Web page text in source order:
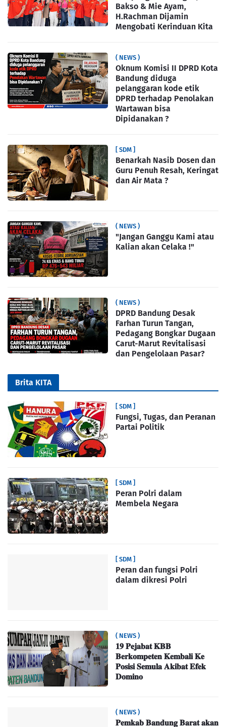
Bakso & Mie Ayam,
H.Rachman Dijamin
Mengobati Kerinduan Kita
( NEWS )
Oknum Komisi II DPRD Kota
Bandung diduga
pelanggaran kode etik
DPRD terhadap Penolakan
Wartawan bisa
Dipidanakan ?
[ SDM ]
Benarkah Nasib Dosen dan
Guru Penuh Resah, Keringat
dan Air Mata ?
( NEWS )
"Jangan Ganggu Kami atau
Kalian akan Celaka !"
( NEWS )
DPRD Bandung Desak
Farhan Turun Tangan,
Pedagang Bongkar Dugaan
Carut-Marut Revitalisasi
dan Pengelolaan Pasar?
Brita KITA
[ SDM ]
Fungsi, Tugas, dan Peranan
Partai Politik
[ SDM ]
Peran Polri dalam
Membela Negara
[ SDM ]
Peran dan fungsi Polri
dalam dikresi Polri
( NEWS )
𝟏𝟗 𝐏𝐞𝐣𝐚𝐛𝐚𝐭 𝐊𝐁𝐁
𝐁𝐞𝐫𝐤𝐨𝐦𝐩𝐞𝐭𝐞𝐧 𝐊𝐞𝐦𝐛𝐚𝐥𝐢 𝐊𝐞
𝐏𝐨𝐬𝐢𝐬𝐢 𝐒𝐞𝐦𝐮𝐥𝐚 𝐀𝐤𝐢𝐛𝐚𝐭 𝐄𝐟𝐞𝐤
𝐃𝐨𝐦𝐢𝐧𝐨
( NEWS )
𝐏𝐞𝐦𝐤𝐚𝐛 𝐁𝐚𝐧𝐝𝐮𝐧𝐠 𝐁𝐚𝐫𝐚𝐭 𝐚𝐤𝐚𝐧